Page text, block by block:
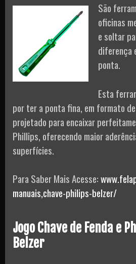
São
oficinas
e soltar
diferença
ponta.
Esta
por ter a ponta fina, em formato
projetado para encaixar
Phillips, oferecendo maior
superfícies.
Para Saber Mais Acesse:
manuais,chave-philips-belzer/
Jogo Chave de Fenda e
Belzer